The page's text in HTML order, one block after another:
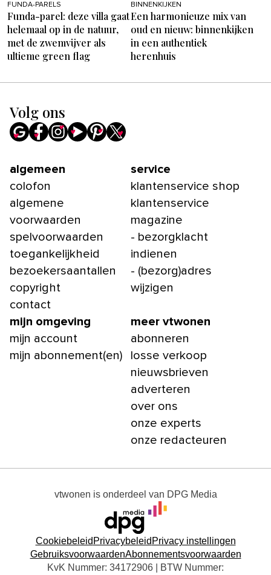
FUNDA-PARELS
Funda-parel: deze villa gaat
helemaal op in de natuur,
met de zwemvijver als
ultieme green flag
BINNENKIJKEN
Een harmonieuze mix van
oud en nieuw: binnenkijken
in een authentiek
herenhuis
Volg ons
algemeen
colofon
algemene
voorwaarden
spelvoorwaarden
toegankelijkheid
bezoekersaantallen
copyright
contact
service
klantenservice shop
klantenservice
magazine
- bezorgklacht
indienen
- (bezorg)adres
wijzigen
mijn omgeving
mijn account
mijn abonnement(en)
meer vtwonen
abonneren
losse verkoop
nieuwsbrieven
adverteren
over ons
onze experts
onze redacteuren
vtwonen is onderdeel van DPG Media
Cookiebeleid Privacybeleid Privacy instellingen
GebruiksvoorwaardenAbonnementsvoorwaarden
KvK Nummer: 34172906 | BTW Nummer: